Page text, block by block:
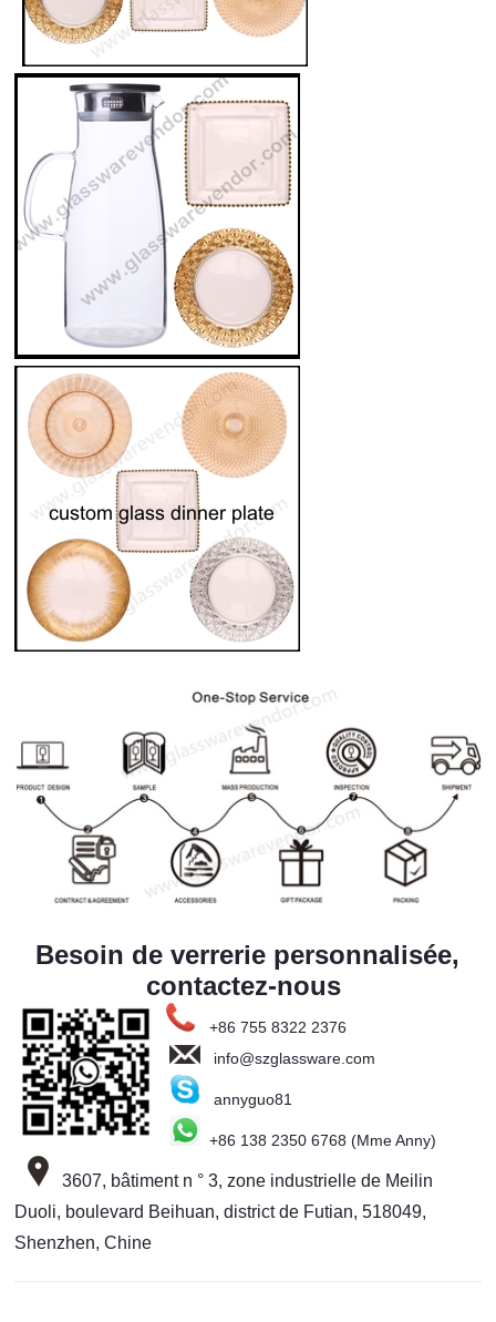
Besoin de verrerie personnalisée,
contactez-nous
+86 755 8322 2376
info@szglassware.com
annyguo81
+86 138 2350 6768 (Mme Anny)
3607, bâtiment n ° 3, zone industrielle de Meilin
Duoli, boulevard Beihuan, district de Futian, 518049,
Shenzhen, Chine